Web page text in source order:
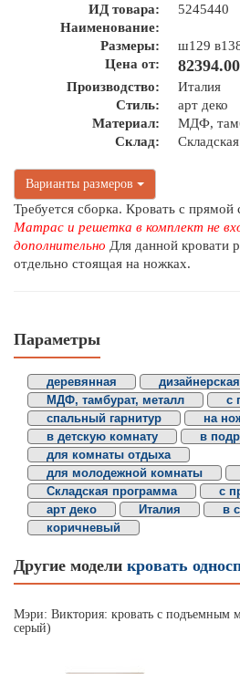
ИД товара:
5245440
Наименование:
Размеры:
ш129
Цена от:
82394.00
Производство:
Италия
Стиль:
арт деко
Материал:
МДФ,
Склад:
Варианты размеров
Требуется сборка. Кровать с прямой
Матрас и решетка в комплект не
дополнительно Для данной кровати
отдельно стоящая на ножках.
Параметры
деревянная дизайнерская
МДФ, тамбурат, металл
с
спальный гарнитур
на
в детскую комнату
в
для комнаты отдыха
для молодежной комнаты
Складская программа
с
арт деко
Италия
в
коричневый
Другие модели кровать
Мэри: Виктория: кровать с подъемным
серый)